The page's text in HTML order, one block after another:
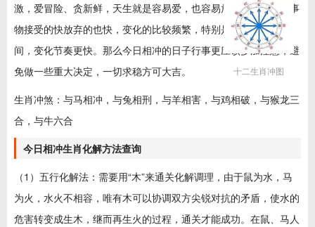
十二生肖冲图
激，爱冒险、贪新鲜，天生就是容易爱，也容易放弃的人，对新事
物接受的快放弃的也快，变化的比较频繁，特别是在不如意的时
间，变化节奏更快。那么今日相冲的日子行事更应该多加注意，避
免做一些重大决定，一切求稳方可大吉。
生肖冲煞：与马相冲，与兔相刑，与羊相害，与鸡相破，与猴龙三
合，与牛六合
今日相冲生肖化解方法查询
（1）五行化解法：需要用“木”来通关化解调理，由于鼠为水，马
为火，水火不相容，唯有木可以协调双方尖锐对抗的矛盾，使水的
危害转变成生木，继而再生火的过程，通关才能成功。在鼠、马人